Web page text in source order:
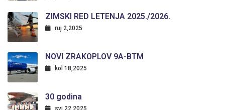
ZIMSKI RED LETENJA 2025./2026.
ruj 2,2025
NOVI ZRAKOPLOV 9A-BTM
kol 18,2025
30 godina
svi 22,2025